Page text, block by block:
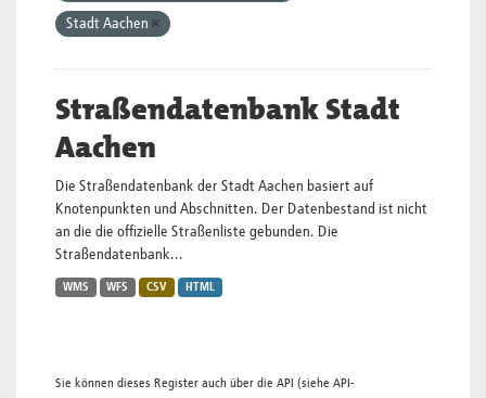
Stadt Aachen
Straßendatenbank Stadt
Aachen
Die Straßendatenbank der Stadt Aachen basiert auf
Knotenpunkten und Abschnitten. Der Datenbestand ist nicht
an die die offizielle Straßenliste gebunden. Die
Straßendatenbank...
WMS WFS CSV HTML
Sie können dieses Register auch über die API (siehe API-